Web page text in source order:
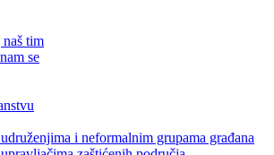
tim
se
i neformalnim grupama građana